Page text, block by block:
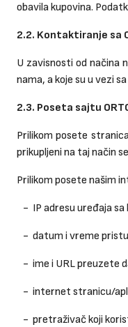
obavila kupovina.
2.2. Kontaktiranje sa
U zavisnosti od načina
nama, a koje su u vezi
2.3. Poseta sajtu
Prilikom posete
prikupljeni na taj način
Prilikom posete našim
- IP adresu uređaja
- datum i vreme
- ime i URL preuzete
- internet stranicu/
- pretraživač koji